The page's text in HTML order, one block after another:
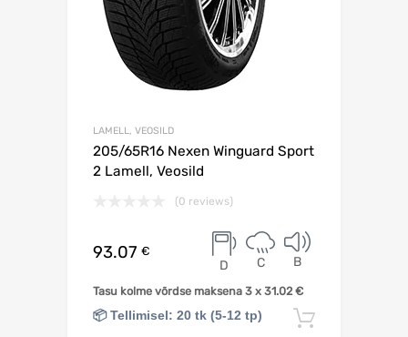
LAMELL, VEOSILD
205/65R16 Nexen Winguard Sport
2 Lamell, Veosild
(0 reviews)
93.07 €
D C B
Tasu kolme võrdse maksena 3 x 31.02 €
📦 Tellimisel: 20 tk (5-12 tp)